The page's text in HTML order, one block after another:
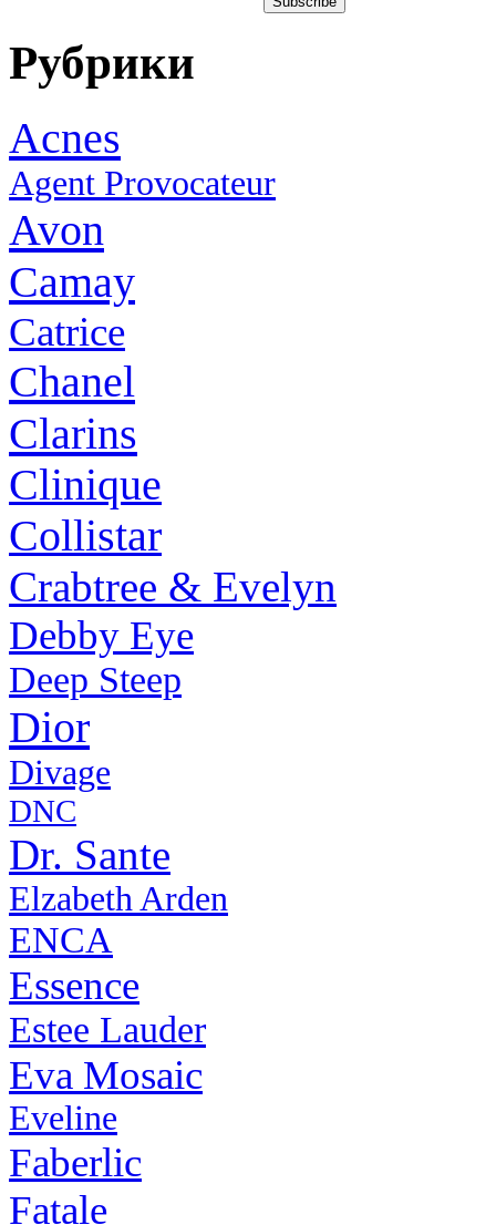
Рубрики
Acnes
Agent Provocateur
Avon
Camay
Catrice
Chanel
Clarins
Clinique
Collistar
Crabtree & Evelyn
Debby Eye
Deep Steep
Dior
Divage
DNC
Dr. Sante
Elzabeth Arden
ENCA
Essence
Estee Lauder
Eva Mosaic
Eveline
Faberlic
Fatale